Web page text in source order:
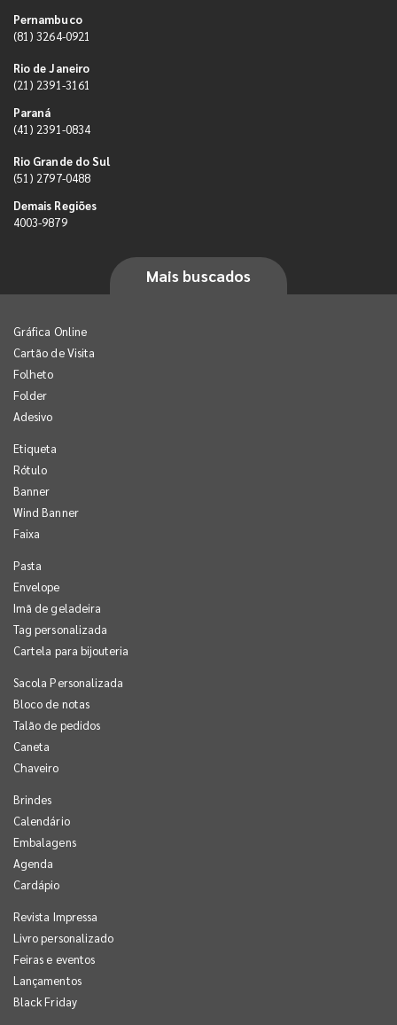
Pernambuco
(81) 3264-0921
Rio de Janeiro
(21) 2391-3161
Paraná
(41) 2391-0834
Rio Grande do Sul
(51) 2797-0488
Demais Regiões
4003-9879
Mais buscados
Gráfica Online
Cartão de Visita
Folheto
Folder
Adesivo
Etiqueta
Rótulo
Banner
Wind Banner
Faixa
Pasta
Envelope
Imã de geladeira
Tag personalizada
Cartela para bijouteria
Sacola Personalizada
Bloco de notas
Talão de pedidos
Caneta
Chaveiro
Brindes
Calendário
Embalagens
Agenda
Cardápio
Revista Impressa
Livro personalizado
Feiras e eventos
Lançamentos
Black Friday